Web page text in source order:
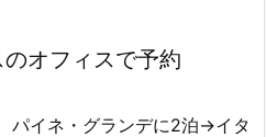
オフィスで予約
パイネ・グランデに2泊→イタ